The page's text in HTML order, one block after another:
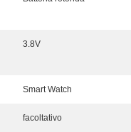
3.8V
Smart Watch
facoltativo